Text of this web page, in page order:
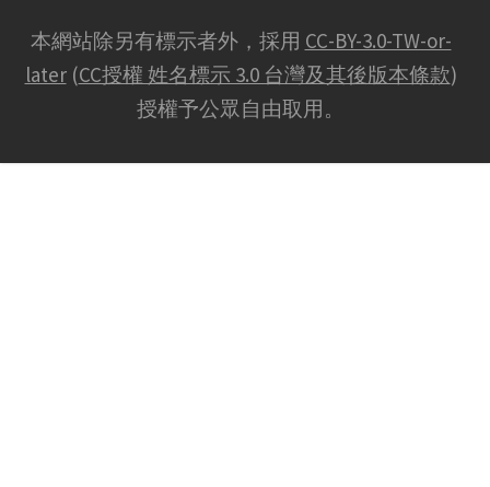
本網站除另有標示者外，採用 CC-BY-3.0-TW-or-
later(CC授權 姓名標示 3.0 台灣及其後版本條款)
授權予公眾自由取用。